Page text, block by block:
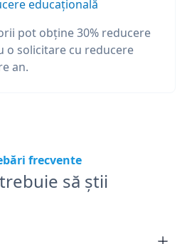
educațională
pot obține 30% reducere
o solicitare cu reducere
an.
frecvente
să știi